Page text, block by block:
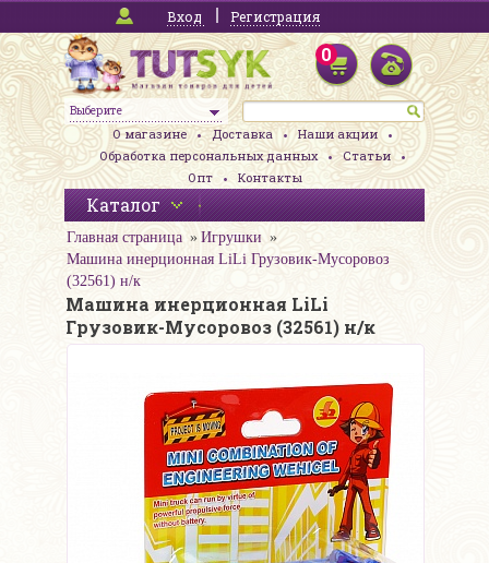
Вход Регистрация
Выберите
0
О магазине Доставка
Наши акции
Обработка персональных данных
Статьи
Опт
Контакты
Каталог
Главная страница
Игрушки
Машина инерционная LiLi Грузовик-Мусоровоз
(32561) н/к
Машина инерционная LiLi
Грузовик-Мусоровоз (32561) н/к